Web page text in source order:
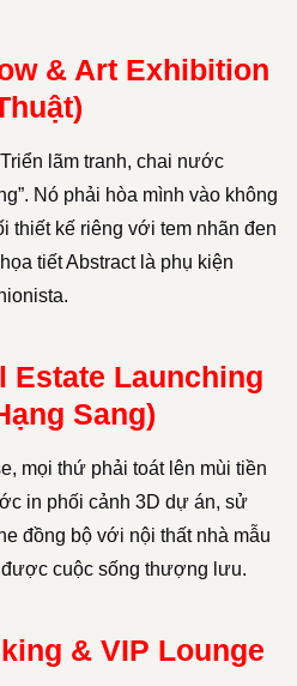
& Art Exhibition
lãm tranh, chai nước
Nó phải hòa mình vào không
thiết kế riêng với tem nhãn đen
tiết Abstract là phụ kiện
Estate Launching
Sang)
mọi thứ phải toát lên mùi tiền
in phối cảnh 3D dự án, sử
đồng bộ với nội thất nhà mẫu
được cuộc sống thượng lưu.
& VIP Lounge